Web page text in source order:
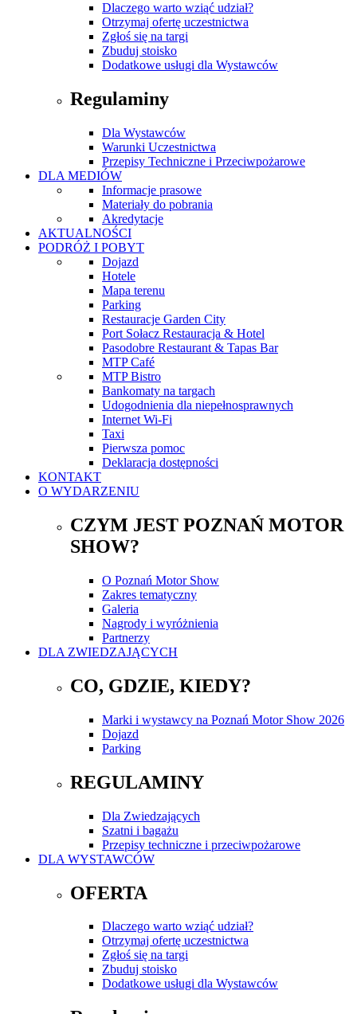
Dlaczego warto wziąć udział?
Otrzymaj ofertę uczestnictwa
Zgłoś się na targi
Zbuduj stoisko
Dodatkowe usługi dla Wystawców
Regulaminy
Dla Wystawców
Warunki Uczestnictwa
Przepisy Techniczne i Przeciwpożarowe
DLA MEDIÓW
Informacje prasowe
Materiały do pobrania
Akredytacje
AKTUALNOŚCI
PODRÓŻ I POBYT
Dojazd
Hotele
Mapa terenu
Parking
Restauracje Garden City
Port Sołacz Restauracja & Hotel
Pasodobre Restaurant & Tapas Bar
MTP Café
MTP Bistro
Bankomaty na targach
Udogodnienia dla niepełnosprawnych
Internet Wi-Fi
Taxi
Pierwsza pomoc
Deklaracja dostępności
KONTAKT
O WYDARZENIU
CZYM JEST POZNAŃ MOTOR
SHOW?
O Poznań Motor Show
Zakres tematyczny
Galeria
Nagrody i wyróżnienia
Partnerzy
DLA ZWIEDZAJĄCYCH
CO, GDZIE, KIEDY?
Marki i wystawcy na Poznań Motor Show 2026
Dojazd
Parking
REGULAMINY
Dla Zwiedzających
Szatni i bagażu
Przepisy techniczne i przeciwpożarowe
DLA WYSTAWCÓW
OFERTA
Dlaczego warto wziąć udział?
Otrzymaj ofertę uczestnictwa
Zgłoś się na targi
Zbuduj stoisko
Dodatkowe usługi dla Wystawców